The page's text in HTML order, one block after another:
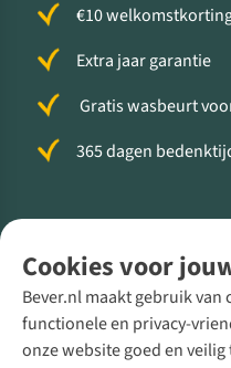
Cookies voor
Bever.nl maakt gebruik van
functionele en privacy-
onze website goed en
€10
Extra jaar garantie
Gratis wasbeurt
365 dagen
Direct advies van een